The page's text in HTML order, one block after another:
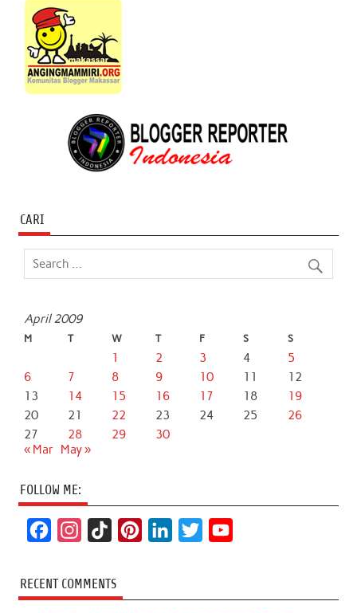
CARI
April 2009
M T W T F S S
1 2 3 4
5
6
7 8 9 10 11
12
13
14 15 16 17 18
19
20
21 22 23 24 25
26
27
28 29
30
« Mar
May »
FOLLOW ME:
c
e
s
t
k
T
t
k
t
T
RECENT COMMENTS